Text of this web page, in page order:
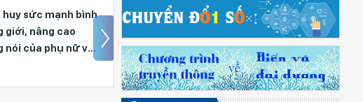
Ban Chỉ đạo công tác
gia đình tỉnh Lâm Đồng
hướng đến Ngày Gia
đình Việt Nam 28/6
Tư tưởng
về Gia